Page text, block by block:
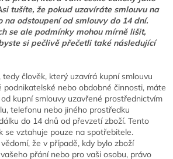
tušíte, že pokud uzavíráte smlouvu na
na odstoupení od smlouvy do 14 dní.
se ale podmínky mohou mírně lišit,
si pečlivě přečetli také následující
tedy člověk, který uzavírá kupní smlouvu
podnikatelské nebo obdobné činnosti, máte
kupní smlouvy uzavřené prostřednictvím
telefonu nebo jiného prostředku
do 14 dnů od převzetí zboží. Tento
se vztahuje pouze na spotřebitele.
že v případě, kdy bylo zboží
přání nebo pro vaši osobu, právo